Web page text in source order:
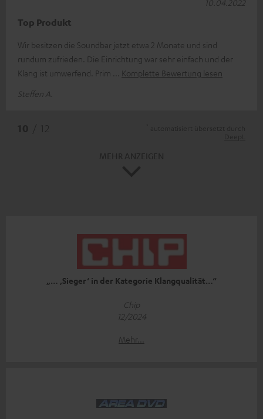
Top Produkt
Wir besitzen die Soundbar jetzt etwa 2 Monate und sind
rundum zufrieden. Die Einrichtung war sehr einfach und der
Klang ist umwerfend. Prim
Komplette Bewertung lesen
Steffen A.
10.04.2022
„… ‚Sieger‘ in der Kategorie Klangqualität…“
Chip
12/2024
Mehr...